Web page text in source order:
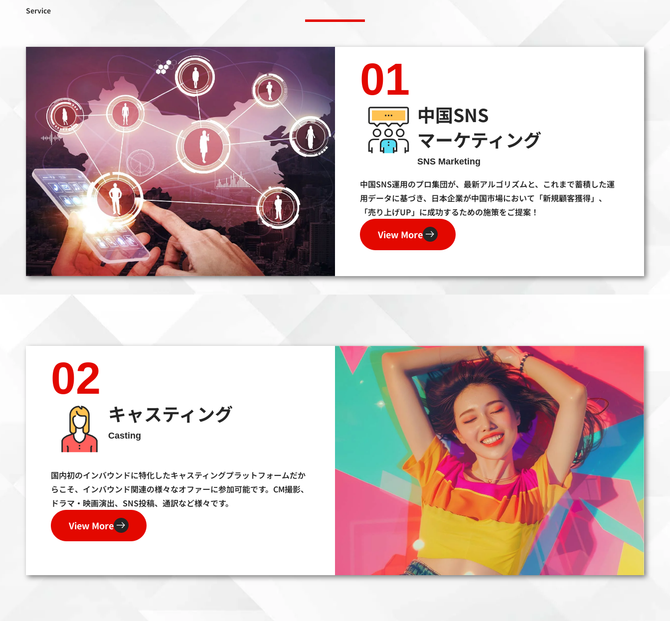
Service
01
中国SNS
マーケティング
SNS Marketing
中国SNS運用のプロ集団が、最新アルゴリズムと、これまで蓄積した運
用データに基づき、日本企業が中国市場において「新規顧客獲得」、
「売り上げUP」に成功するための施策をご提案！
View More
02
キャスティング
Casting
国内初のインバウンドに特化したキャスティングプラットフォームだか
らこそ、インバウンド関連の様々なオファーに参加可能です。CM撮影、
ドラマ・映画演出、SNS投稿、通訳など様々です。
View More